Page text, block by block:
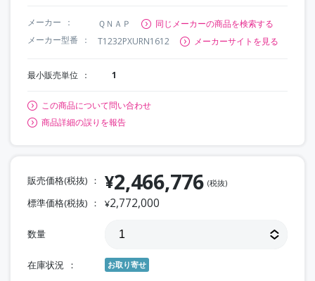
メーカー ＱＮＡＰ
同じメーカーの商品を検索する
メーカー型番
T1232PXURN1612 メーカーサイトを見る
最小販売単位 1
この商品について問い合わせ
商品詳細の誤りを報告
販売価格(税抜) ¥2,466,776 (税抜)
標準価格(税抜) ¥2,772,000
数量
在庫状況 お取り寄せ